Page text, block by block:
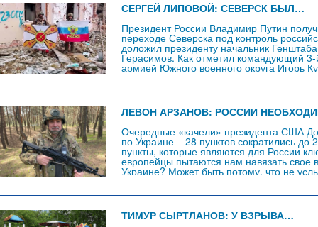
СЕРГЕЙ ЛИПОВОЙ: СЕВЕРСК БЫЛ…
Президент России Владимир Путин
переходе Северска под контроль
доложил президенту начальник
Герасимов. Как отметил командующий
армией Южного военного округа Игорь
ЛЕВОН АРЗАНОВ: РОССИИ
Очередные «качели» президента США
по Украине – 28 пунктов сократились до
пункты, которые являются для России
европейцы пытаются нам навязать свое
Украине? Может быть потому, что не
ТИМУР СЫРТЛАНОВ: У ВЗРЫВА…